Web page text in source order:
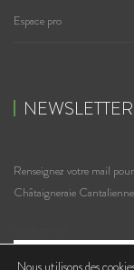
Espace pro
NEWSLETTER
Renseignez votre mail
Châtaigneraie Cantalienne
Nous utilisons des